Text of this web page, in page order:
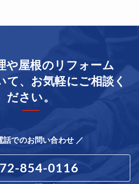
や屋根のリフォーム
て、お気軽にご相談く
ださい。
話でのお問い合わせ ／
854-0116